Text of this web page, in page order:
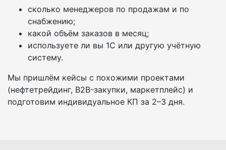
сколько менеджеров по продажам и по
снабжению;
какой объём заказов в месяц;
используете ли вы 1С или другую учётную
систему.
Мы пришлём кейсы с похожими проектами
(нефтетрейдинг, B2B-закупки, маркетплейс) и
подготовим индивидуальное КП за 2–3 дня.